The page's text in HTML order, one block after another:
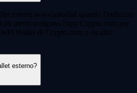
esterni non-custodial usando l'indirizzo
utenti scelgono l'app Crypto.com per
Wallet di Crypto.com o su altri
esterno?